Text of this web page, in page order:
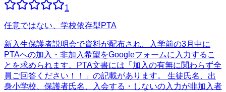
1
任意ではない、学校依存型PTA
新入生保護者説明会で資料が配布され、入学前の3月中に
PTAへの加入・非加入希望をGoogleフォームに入力するこ
とを求められます。PTA文書には「加入の有無に関わらず全
員ご回答ください！！」の記載があります。 生徒氏名、出
身小学校、保護者氏名、入会する・しないの入力が非加入者